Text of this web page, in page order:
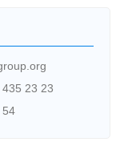
23 23
54